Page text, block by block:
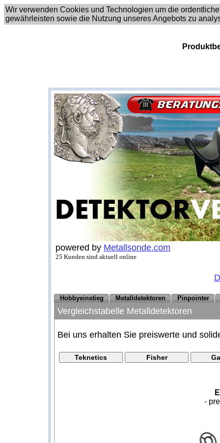
Wir verwenden Cookies und Technologien um die
gewährleisten sowie die Nutzung unseres Angebots zu
powered by Metallsonde.com
25 Kunden sind aktuell online
Hobbyeinstieg Metalldetektoren Pinpointer
Vergleichstabelle Metalldetektoren
Bei uns erhalten Sie preiswerte und
-